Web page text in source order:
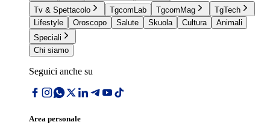
Tv & Spettacolo
TgcomLab TgcomMag
TgTech
Lifestyle
Oroscopo Salute Skuola Cultura
Animali
Speciali
Chi siamo
Seguici anche su
Area personale